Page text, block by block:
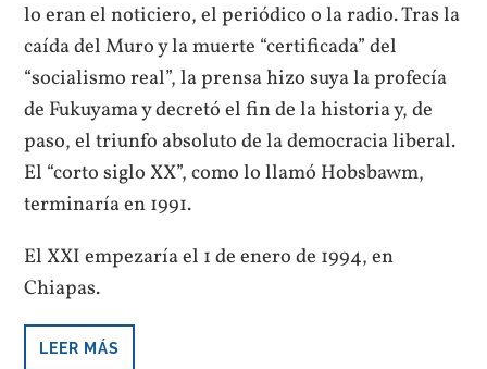
lo eran el noticiero, el periódico o la radio. Tras la
caída del Muro y la muerte “certificada” del
“socialismo real”, la prensa hizo suya la profecía
de Fukuyama y decretó el fin de la historia y, de
paso, el triunfo absoluto de la democracia liberal.
El “corto siglo XX”, como lo llamó Hobsbawm,
terminaría en 1991.
El XXI empezaría el 1 de enero de 1994, en
Chiapas.
LEER MÁS